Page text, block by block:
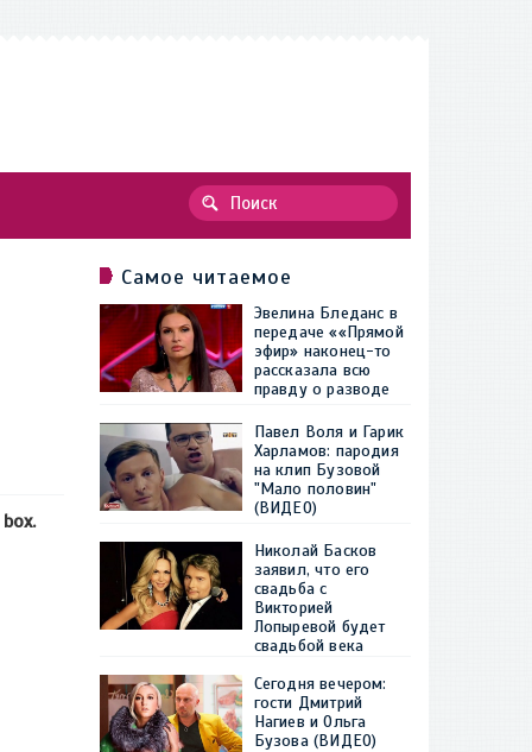
Самое читаемое
Эвелина Бледанс в
передаче ««Прямой
эфир» наконец-то
рассказала всю
правду о разводе
Павел Воля и Гарик
Харламов: пародия
на клип Бузовой
"Мало половин"
(ВИДЕО)
Николай Басков
заявил, что его
свадьба с
Викторией
Лопыревой будет
свадьбой века
Сегодня вечером:
гости Дмитрий
Нагиев и Ольга
Бузова (ВИДЕО)